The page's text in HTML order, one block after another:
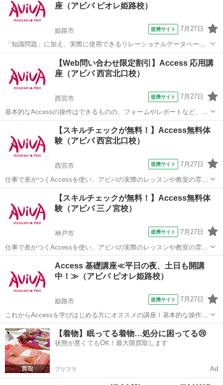
座（アビバ ピオレ姫路校）
姫路市 提携サイト 7月27日
「知識問題」に加え、実際に使用できるリレーショナルデータベース
を作成する「実技問題」を解くことで、実践的な能力を証明できる資
格制度の、3級対策講座です。
アクセス
【Web問い合わせ限定割引】Access 応用講
座（アビバ 西宮北口校）
西宮市 提携サイト 7月27日
基本的なAccessの操作はできるものの、フォームやレポートなど、よ
り高度なデータベース作成を学びたい方にオススメの講座です。 ■学
レポート・マクロ・リレー...
アクセス
【スキルチェックが無料！】Access無料体
験（アビバ 西宮北口校）
西宮市 提携サイト 7月27日
仕事で差がつくAccessを使い、アビバの実際のレッスンや教室の雰囲
気を無料で体験♪ 商品・売上管理・顧客情報管理といった大量データ
を扱う方をはじめ、マーケティング・経営分析を行う方など、あなた
に合ったメニューで体験していた...
アクセス
【スキルチェックが無料！】Access無料体
験（アビバ 三ノ宮校）
神戸市 提携サイト 7月27日
仕事で差がつくAccessを使い、アビバの実際のレッスンや教室の雰囲
気を無料で体験♪ 商品・売上管理・顧客情報管理といった大量データ
を扱う方をはじめ、マーケティング・経営分析を行う方など、あなた
に合ったメニューで体験していた...
アクセス
Access 基礎講座≪平日の夜、土日も開講
中！≫（アビバ ピオレ姫路校）
姫路市 提携サイト 7月27日
これからAccessを学びはじめる方にオススメの講座！基本的な操作か
らリレーションシップなど、データベース管理ソフトであるAccessの
醍醐味を学ぶ事ができる講座です。 ■学習内容■ 基本操作・テーブ
ル・クエリ・フォーム...
兵庫 姫路市 アクセス
【着物】眠ってる着物…処分に困ってる😢
状態が悪くてもOK！最大限買取します
プリフラ Ad